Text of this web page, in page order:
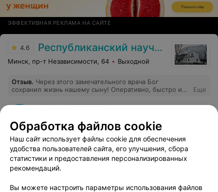
ЭФФЕКТИВНАЯ РЕКЛАМА НА САЙТЕ
4.6 Республиканский научно-практический центр детской хирургии
Минск, пр-т Независимости, 64 Выходной
Отзыв. Через этого замечательного врача Бог
сохранил жизнь нашему сыну! Оперативно, быстро и
повреждений! Слава Богу, что есть у нас в стране
Еще
Минский онкологический центр
Минск, пр-т Независимости, 64
Обработка файлов cookie
Наш сайт использует файлы cookie для обеспечения
удобства пользователей сайта, его улучшения, сбора
статистики и предоставления персонализированных
рекомендаций.
Вы можете настроить параметры использования файлов